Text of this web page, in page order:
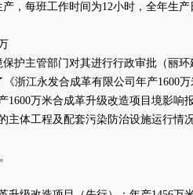
，每班工作时间为12小时，全年生产
保护主管部门对其进行行政审批（丽
浙江永发合成革有限公司年产
万米合成革升级改造项目境影
体工程及配套污染防治设施运行情况